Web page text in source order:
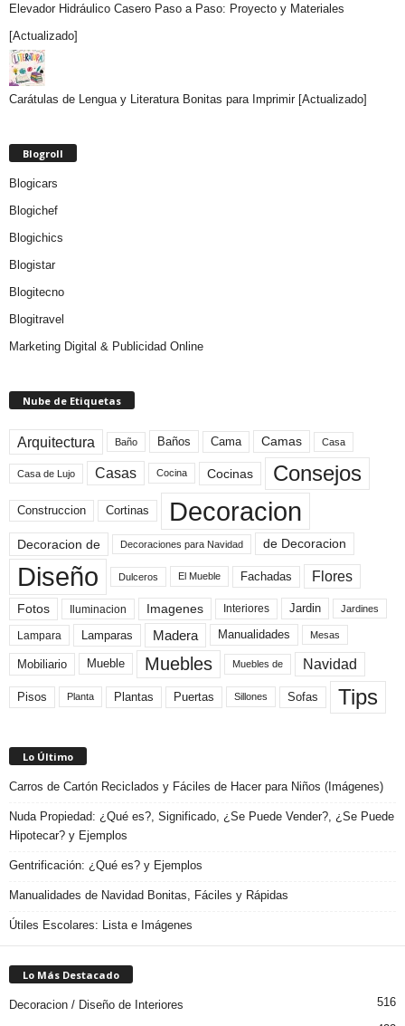
Elevador Hidráulico Casero Paso a Paso: Proyecto y Materiales
[Actualizado]
Carátulas de Lengua y Literatura Bonitas para Imprimir [Actualizado]
Blogroll
Blogicars
Blogichef
Blogichics
Blogistar
Blogitecno
Blogitravel
Marketing Digital & Publicidad Online
Nube de Etiquetas
Arquitectura Baño Baños Cama Camas Casa
Casa de Lujo Casas Cocina Cocinas Consejos
Construccion Cortinas Decoracion
Decoracion de Decoraciones para Navidad de Decoracion
Diseño Dulceros El Mueble Fachadas Flores
Fotos Iluminacion Imagenes Interiores Jardin Jardines
Lampara Lamparas Madera Manualidades Mesas
Mobiliario Mueble Muebles Muebles de Navidad
Pisos Planta Plantas Puertas Sillones Sofas Tips
Lo Último
Carros de Cartón Reciclados y Fáciles de Hacer para Niños (Imágenes)
Nuda Propiedad: ¿Qué es?, Significado, ¿Se Puede Vender?, ¿Se Puede
Hipotecar? y Ejemplos
Gentrificación: ¿Qué es? y Ejemplos
Manualidades de Navidad Bonitas, Fáciles y Rápidas
Útiles Escolares: Lista e Imágenes
Lo Más Destacado
Decoracion / Diseño de Interiores 516